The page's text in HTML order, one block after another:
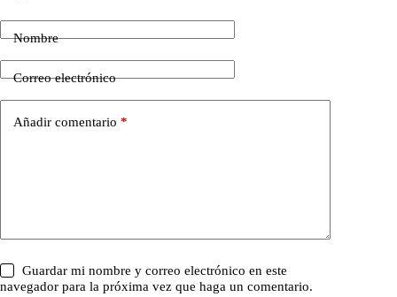
Nombre
Correo electrónico
Añadir comentario *
Guardar mi nombre y correo electrónico en este
navegador para la próxima vez que haga un comentario.